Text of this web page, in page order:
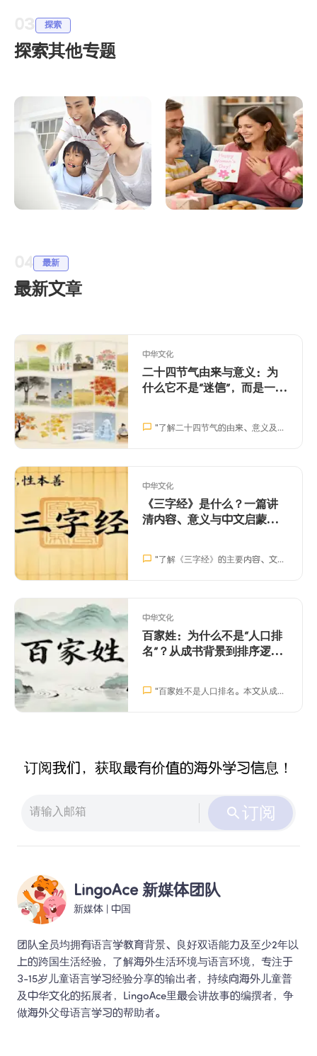
探索
探索其他专题
最新
最新文章
中华文化
二十四节气由来与意义：为
什么它不是“迷信”，而是一套
" 了解二十四节气的由来、意义及其在现代生活中的应用，帮助孩子提升观察力、中文表达和跨文化沟通能力。
中华文化
《三字经》是什么？一篇讲
清内容、意义与中文启蒙价
" 了解《三字经》的主要内容、文化背景与中文启蒙价值，帮助孩子和中文学习者更轻松地接触中国传统经典。
中华文化
百家姓：为什么不是“人口排
名”？从成书背景到排序逻辑
" 百家姓不是人口排名。本文从成书用途、编排方式与传播逻辑解释“赵钱孙李”为何在开头，并给出30个最常用姓氏
订阅我们，获取最有价值的海外学习信息！
订阅
LingoAce 新媒体团队
新媒体 中国
团队全员均拥有语言学教育背景、良好双语能力及至少2年以
上的跨国生活经验，了解海外生活环境与语言环境，专注于
3-15岁儿童语言学习经验分享的输出者，持续向海外儿童普
及中华文化的拓展者，LingoAce里最会讲故事的编撰者，争
做海外父母语言学习的帮助者。